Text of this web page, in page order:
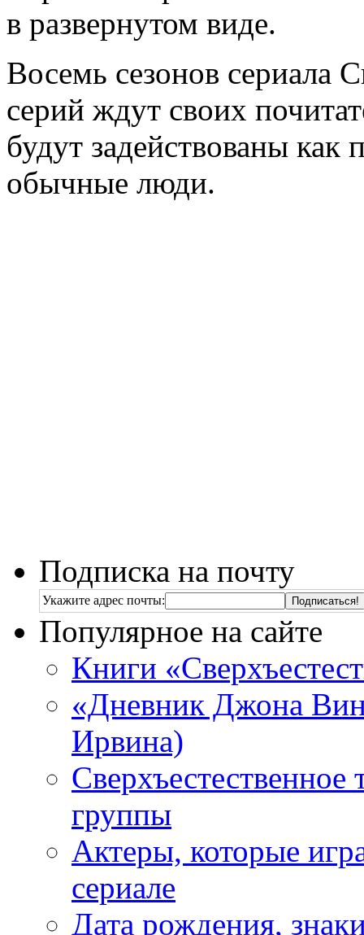
в развернутом виде.
Восемь сезонов сериала
серий ждут своих
будут задействованы как
обычные люди.
Подписка на почту
Укажите адрес почты:
Популярное на сайте
Книги
«Дневник Джона
Ирвина)
Сверхъестественное
группы
Актеры, которые
сериале
Дата рождения,